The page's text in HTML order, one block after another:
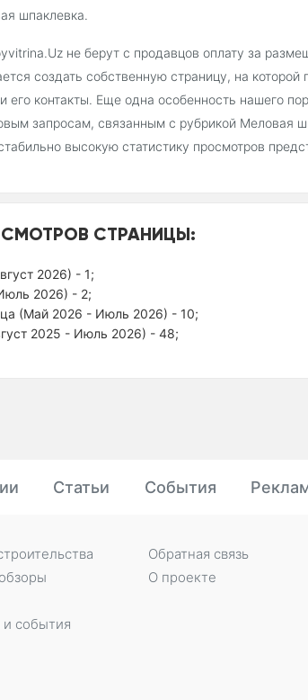
шпаклевка.
не берут с продавцов оплату за
создать собственную страницу, на
его контакты. Еще одна особенность нашего
запросам, связанным с рубрикой Меловая
высокую статистику просмотров
СТРАНИЦЫ:
2026) - 1;
2026) - 2;
(Май 2026 - Июль 2026) - 10;
2025 - Июль 2026) - 48;
Статьи События
события
Обратная связь
О проекте